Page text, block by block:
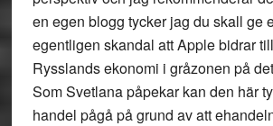
en egen blogg tycker jag du skall ge
egentligen skandal att Apple bidrar
Rysslands ekonomi i gråzonen på
Som Svetlana påpekar kan den här
handel pågå på grund av att